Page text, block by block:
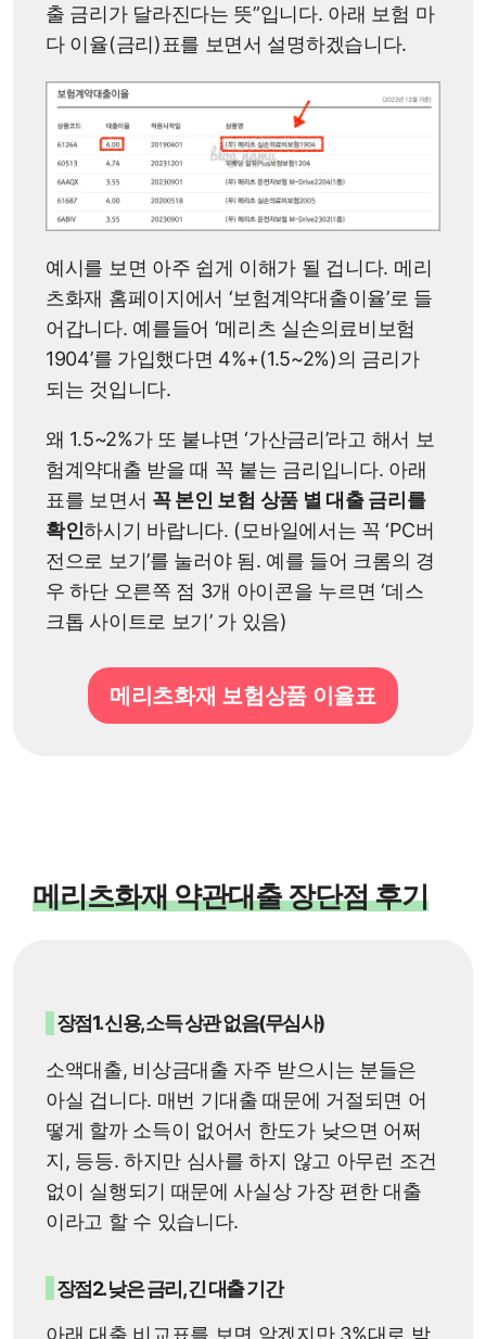
출 금리가 달라진다는 뜻”입니다. 아래 보험 마
다 이율(금리)표를 보면서 설명하겠습니다.
예시를 보면 아주 쉽게 이해가 될 겁니다. 메리
츠화재 홈페이지에서 ‘보험계약대출이율’로 들
어갑니다. 예를들어 ‘메리츠 실손의료비보험
1904’를 가입했다면 4%+(1.5~2%)의 금리가
되는 것입니다.
왜 1.5~2%가 또 붙냐면 ‘가산금리’라고 해서 보
험계약대출 받을 때 꼭 붙는 금리입니다. 아래
표를 보면서 꼭 본인 보험 상품 별 대출 금리를
확인하시기 바랍니다. (모바일에서는 꼭 ‘PC버
전으로 보기’를 눌러야 됨. 예를 들어 크롬의 경
우 하단 오른쪽 점 3개 아이콘을 누르면 ‘데스
크톱 사이트로 보기’ 가 있음)
메리츠화재 보험상품 이율표
메리츠화재 약관대출 장단점 후기
장점1. 신용, 소득 상관 없음(무심사)
소액대출, 비상금대출 자주 받으시는 분들은
아실 겁니다. 매번 기대출 때문에 거절되면 어
떻게 할까 소득이 없어서 한도가 낮으면 어쩌
지, 등등. 하지만 심사를 하지 않고 아무런 조건
없이 실행되기 때문에 사실상 가장 편한 대출
이라고 할 수 있습니다.
장점2. 낮은 금리, 긴 대출 기간
아래 대출 비교표를 보면 알겠지만 3%대로 받